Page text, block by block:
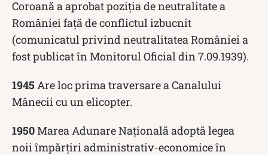
Coroană a aprobat poziţia de neutralitate a
României faţă de conflictul izbucnit
(comunicatul privind neutralitatea României a
fost publicat în Monitorul Oficial din 7.09.1939).
1945 Are loc prima traversare a Canalului
Mânecii cu un elicopter.
1950Marea Adunare Naţională adoptă legea
noii împărţiri administrativ-economice în